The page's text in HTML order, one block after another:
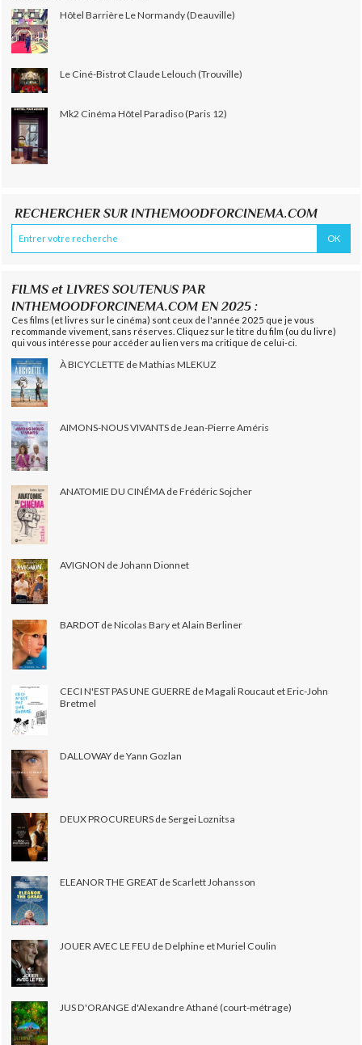
Hôtel Barrière Le Normandy (Deauville)
Le Ciné-Bistrot Claude Lelouch (Trouville)
Mk2 Cinéma Hôtel Paradiso (Paris 12)
RECHERCHER SUR INTHEMOODFORCINEMA.COM
FILMS et LIVRES SOUTENUS PAR
INTHEMOODFORCINEMA.COM EN 2025 :
Ces films (et livres sur le cinéma) sont ceux de l'année 2025 que je vous
recommande vivement, sans réserves. Cliquez sur le titre du film (ou du livre)
qui vous intéresse pour accéder au lien vers ma critique de celui-ci.
À BICYCLETTE de Mathias MLEKUZ
AIMONS-NOUS VIVANTS de Jean-Pierre Améris
ANATOMIE DU CINÉMA de Frédéric Sojcher
AVIGNON de Johann Dionnet
BARDOT de Nicolas Bary et Alain Berliner
CECI N'EST PAS UNE GUERRE de Magali Roucaut et Eric-John
Bretmel
DALLOWAY de Yann Gozlan
DEUX PROCUREURS de Sergei Loznitsa
ELEANOR THE GREAT de Scarlett Johansson
JOUER AVEC LE FEU de Delphine et Muriel Coulin
JUS D'ORANGE d'Alexandre Athané (court-métrage)